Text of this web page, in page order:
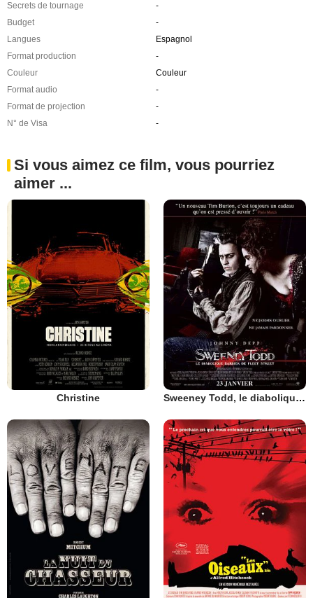
Secrets de tournage
-
Budget
-
Langues
Espagnol
Format production
-
Couleur
Couleur
Format audio
-
Format de projection
-
N° de Visa
-
Si vous aimez ce film, vous pourriez
aimer ...
Christine Sweeney Todd, le diabolique barbier de Fleet Street